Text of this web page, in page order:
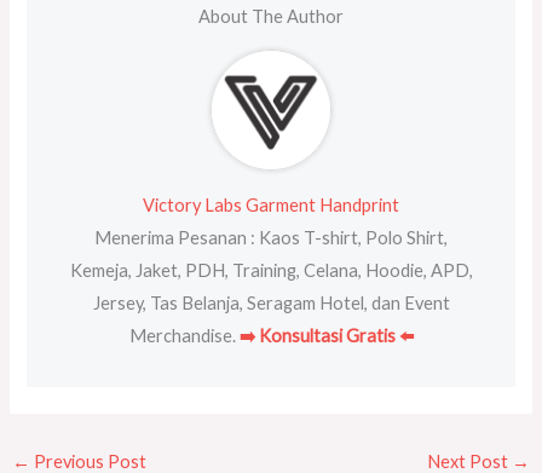
About The Author
Victory Labs Garment Handprint
Menerima Pesanan : Kaos T-shirt, Polo Shirt,
Kemeja, Jaket, PDH, Training, Celana, Hoodie, APD,
Jersey, Tas Belanja, Seragam Hotel, dan Event
Merchandise.➡️ Konsultasi Gratis ⬅️
← Previous Post Next Post →